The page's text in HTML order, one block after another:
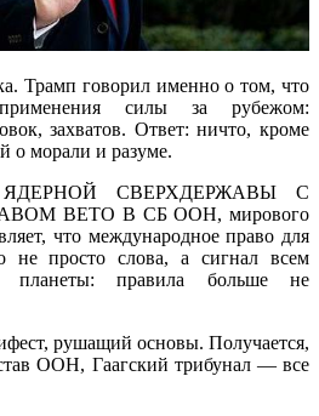
Трамп говорил именно о том, что
силы за рубежом:
захватов. Ответ: ничто, кроме
о морали и разуме.
СВЕРХДЕРЖАВЫ С
ВЕТО В СБ ООН, мирового
что международное право для
не просто слова, а сигнал всем
планеты: правила больше не
рушащий основы. Получается,
ООН, Гаагский трибунал — все